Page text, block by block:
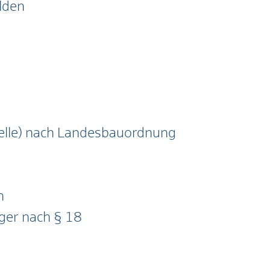
nach Landesbauordnung
nach § 18